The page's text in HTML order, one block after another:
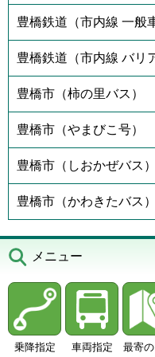
豊橋鉄道（市内線 一般
豊橋鉄道（市内線 バリ
豊橋市（柿の里バス）
豊橋市（やまびこ号）
豊橋市（しおかぜバス）
豊橋市（かわきたバス）
メニュー
乗降指定 車両指定 最寄